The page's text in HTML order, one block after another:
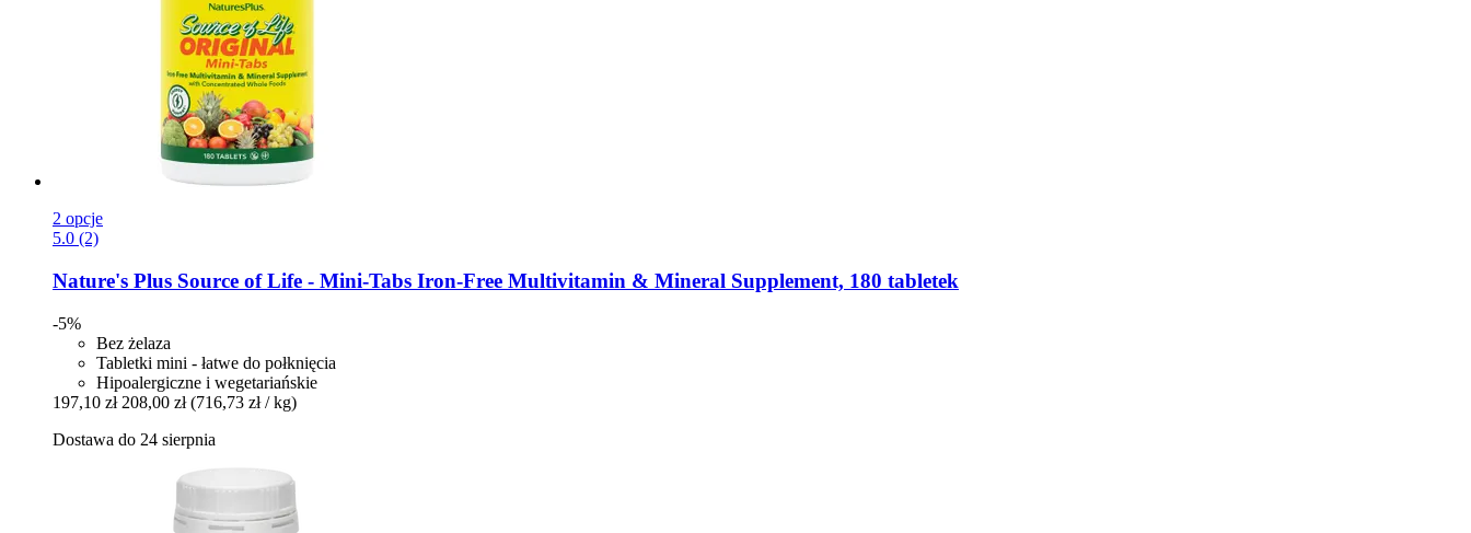
2 opcje
5.0 (2)
Nature's Plus Source of Life -​ Mini-​Tabs Iron-​Free Multivitamin & Mineral Supplement, 180 tabletek
-5%
Bez żelaza
Tabletki mini - łatwe do połknięcia
Hipoalergiczne i wegetariańskie
197,10 zł 208,00 zł (716,73 zł / kg)
Dostawa do 24 sierpnia